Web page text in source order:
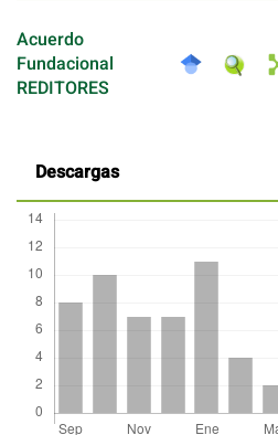
Acuerdo
Fundacional
REDITORES
Descargas